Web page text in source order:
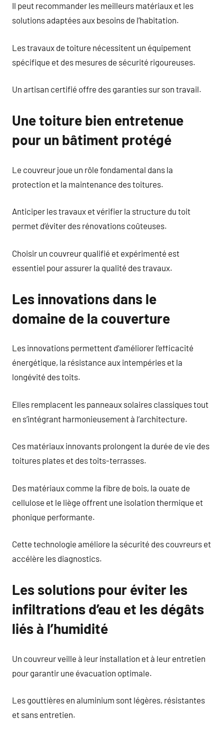
Il peut recommander les meilleurs matériaux et les
solutions adaptées aux besoins de l’habitation.
Les travaux de toiture nécessitent un équipement
spécifique et des mesures de sécurité rigoureuses.
Un artisan certifié offre des garanties sur son travail.
Une toiture bien entretenue
pour un bâtiment protégé
Le couvreur joue un rôle fondamental dans la
protection et la maintenance des toitures.
Anticiper les travaux et vérifier la structure du toit
permet d’éviter des rénovations coûteuses.
Choisir un couvreur qualifié et expérimenté est
essentiel pour assurer la qualité des travaux.
Les innovations dans le
domaine de la couverture
Les innovations permettent d’améliorer l’efficacité
énergétique, la résistance aux intempéries et la
longévité des toits.
Elles remplacent les panneaux solaires classiques tout
en s’intégrant harmonieusement à l’architecture.
Ces matériaux innovants prolongent la durée de vie des
toitures plates et des toits-terrasses.
Des matériaux comme la fibre de bois, la ouate de
cellulose et le liège offrent une isolation thermique et
phonique performante.
Cette technologie améliore la sécurité des couvreurs et
accélère les diagnostics.
Les solutions pour éviter les
infiltrations d’eau et les dégâts
liés à l’humidité
Un couvreur veille à leur installation et à leur entretien
pour garantir une évacuation optimale.
Les gouttières en aluminium sont légères, résistantes
et sans entretien.